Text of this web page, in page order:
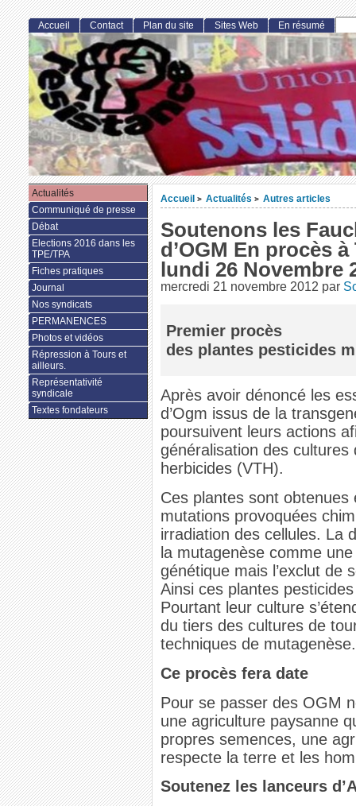
Accueil > Actualités > Autres articles
Soutenons les
d’OGM En procès
lundi 26 Novembre
mercredi 21 novembre 2012 par
Premier procès
des plantes pesticides
Après avoir dénoncé les
d’Ogm issus de la
poursuivent leurs actions
généralisation des
herbicides (VTH).
Ces plantes sont obtenues
mutations provoquées
irradiation des cellules. La
la mutagenèse comme
génétique mais l’exclut de
Ainsi ces plantes
Pourtant leur culture
du tiers des cultures de
techniques de mutagenèse.
Ce procès fera date
Pour se passer des OGM
une agriculture paysanne
propres semences, une
respecte la terre et les
Soutenez les lanceurs
Accueil Contact Plan du site Sites Web En résumé
Actualités
Communiqué de presse
Débat
Elections 2016 dans les
TPE/TPA
Fiches pratiques
Journal
Nos syndicats
PERMANENCES
Photos et vidéos
Répression à Tours et
ailleurs.
Représentativité
syndicale
Textes fondateurs